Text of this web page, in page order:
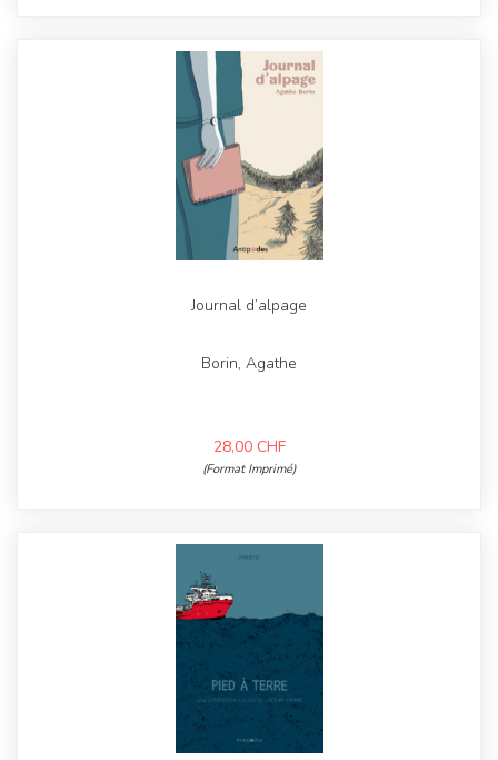
Journal d’alpage
Borin, Agathe
28,00 CHF
(Format Imprimé)